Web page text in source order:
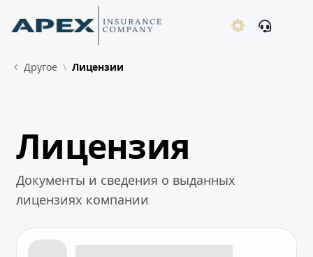
Skip to Main Content
Другое Лицензии
Лицензия
Документы и сведения о выданных
лицензиях компании
Лицензия
New
What's New